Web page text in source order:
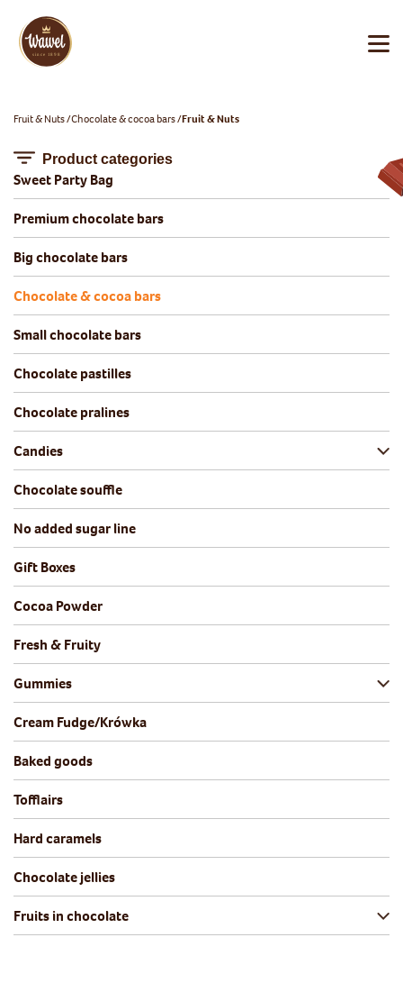
Fruit & Nuts Chocolate & cocoa bars Fruit & Nuts
Product categories
Sweet Party Bag
Premium chocolate bars
Big chocolate bars
Chocolate & cocoa bars
Small chocolate bars
Chocolate pastilles
Chocolate pralines
Candies
Chocolate souffle
No added sugar line
Gift Boxes
Cocoa Powder
Fresh & Fruity
Gummies
Cream Fudge/Krówka
Baked goods
Tofflairs
Hard caramels
Chocolate jellies
Fruits in chocolate